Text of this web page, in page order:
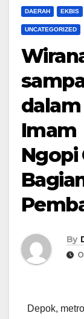
DAERAH EKBIS
UNCATEGORIZED
dalam
Imam
Ngopi
By
Depok,